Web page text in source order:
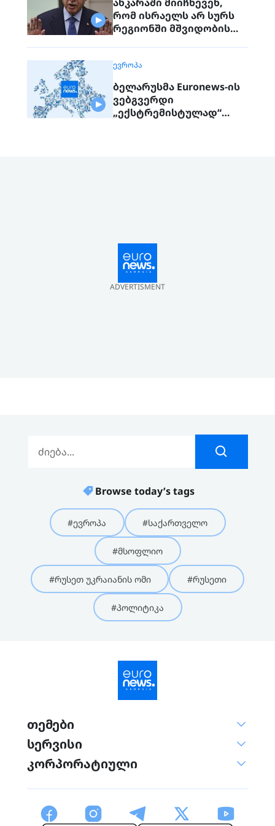
რომ ისრაელს არ სურს
რეგიონში მშვიდობის
ᲔᲕᲠᲝᲞᲐ
ბელარუსმა Euronews-ის
ვებგვერდი
„ექსტრემისტულად“
ADVERTISMENT
Browse today’s tags
#ევროპა #საქართველო
#მსოფლიო
#რუსეთ უკრაიანის ომი #რუსეთი
#პოლიტიკა
თემები
სერვისი
კორპორატიული